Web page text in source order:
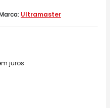
Ultramaster
juros